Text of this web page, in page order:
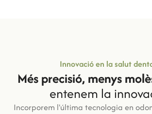
Innovació en la salut
Més precisió, menys
entenem la
Incorporem l'última tecnologia en